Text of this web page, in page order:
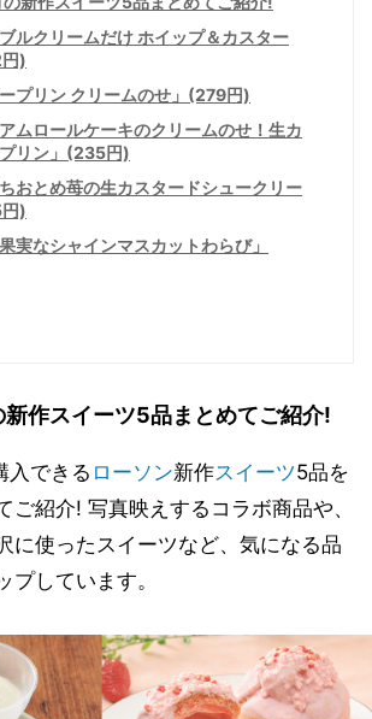
ブルクリームだけ ホイップ＆カスター
)
ープリン クリームのせ」(279円)
アムロールケーキのクリームのせ！生カ
リン」(235円)
ちおとめ苺の生カスタードシュークリー
)
果実なシャインマスカットわらび」
作スイーツ5品まとめてご紹介!
入できる ローソン新作スイーツ5品を
ご紹介! 写真映えするコラボ商品や、
に使ったスイーツなど、気になる品
プしています。